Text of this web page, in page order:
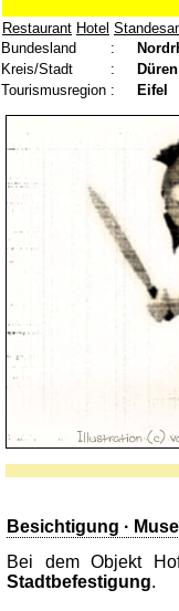
Restaurant Hotel
Bundesland
:
Kreis/Stadt
: Düren
Tourismusregion : Eifel
Besichtigung ·
Bei dem Objekt
Stadtbefestigung.